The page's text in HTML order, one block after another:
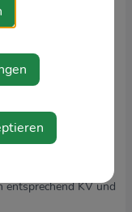
Intervision
mit Vorerfahrung in
je nach
entsprechend KV und